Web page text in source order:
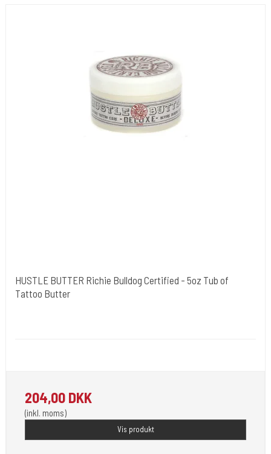
HUSTLE BUTTER Richie Bulldog Certified - 5oz Tub of
Tattoo Butter
204,00 DKK
(inkl. moms)
Vis produkt